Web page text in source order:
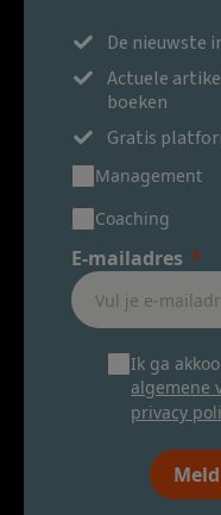
De nieuwste
Actuele
boeken
Gratis
Management
Coaching
E-mailadres
Ik ga
algemene
privacy